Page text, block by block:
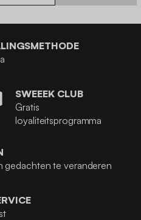
SWEEEK CLUB
Gratis
loyaliteitsprogramma
gedachten te veranderen